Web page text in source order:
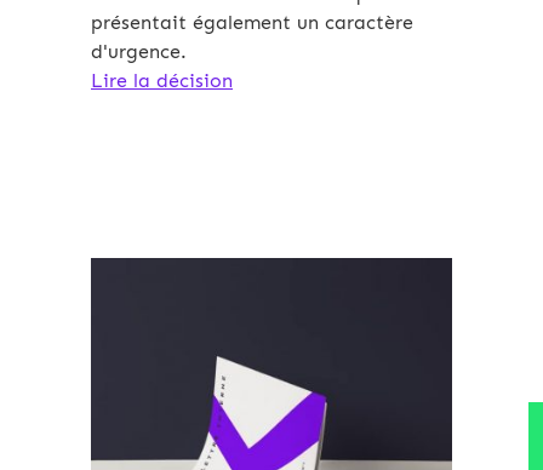
présentait également un caractère
d'urgence.
Lire la décision